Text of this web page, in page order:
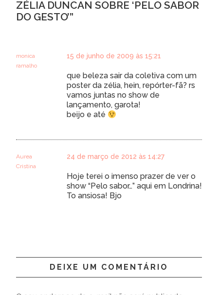
ZÉLIA DUNCAN SOBRE ‘PELO SABOR
DO GESTO’”
monica
ramalho
15 de junho de 2009 às 15:21
que beleza sair da coletiva com um
poster da zélia, hein, repórter-fã? rs
vamos juntas no show de
lançamento, garota!
beijo e até
Aurea
Cristina
24 de março de 2012 às 14:27
Hoje terei o imenso prazer de ver o
show “Pelo sabor…” aqui em Londrina!
To ansiosa! Bjo
DEIXE UM COMENTÁRIO